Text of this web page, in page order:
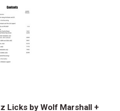
Licks by Wolf Marshall +